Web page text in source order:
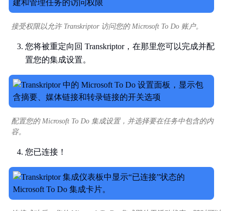
接受权限以允许 Transkriptor 访问您的 Microsoft To Do 账户。
您将被重定向回 Transkriptor，在那里您可以完成并配
置您的集成设置。
配置您的 Microsoft To Do 集成设置，并选择要在任务中包含的内
容。
您已连接！